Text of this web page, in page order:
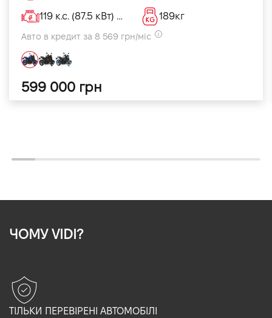
119 к.с. (87.5 кВт) @ 10 000кВт 189кг
Авто в кредит за 8 569 грн/міс
599 000 грн
ЧОМУ VIDI?
ТІЛЬКИ ПЕРЕВІРЕНІ АВТОМОБІЛІ